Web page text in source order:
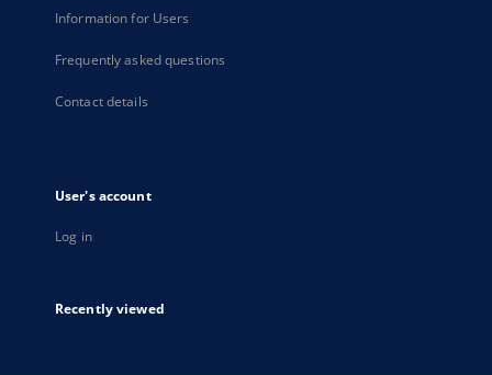
Information for Users
Frequently asked questions
Contact details
User's account
Log in
Recently viewed